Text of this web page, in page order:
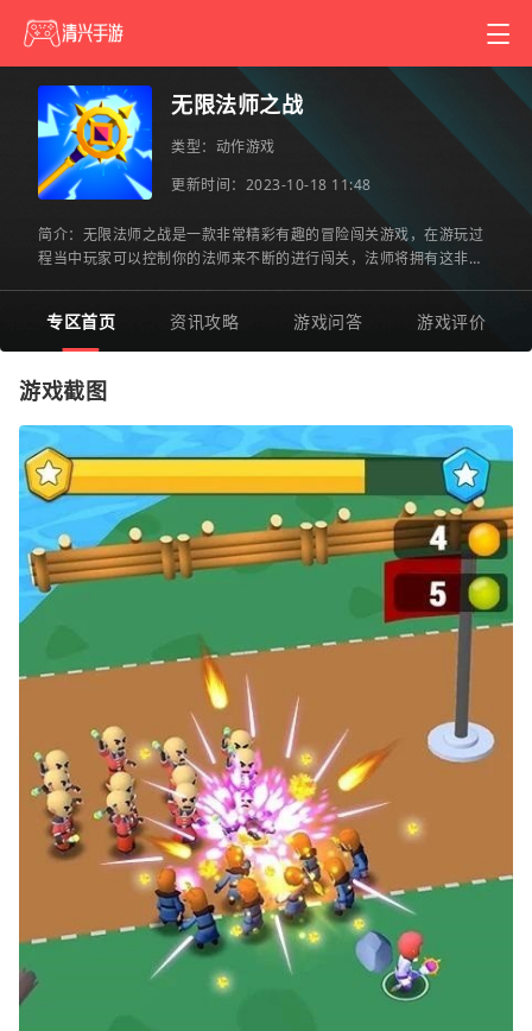
无限法师之战
类型： 动作游戏
更新时间：2023-10-18 11:48
简介：无限法师之战是一款非常精彩有趣的冒险闯关游戏，在游玩过
程当中玩家可以控制你的法师来不断的进行闯关，法师将拥有这非常
专区首页 资讯攻略 游戏问答 游戏评价
游戏截图